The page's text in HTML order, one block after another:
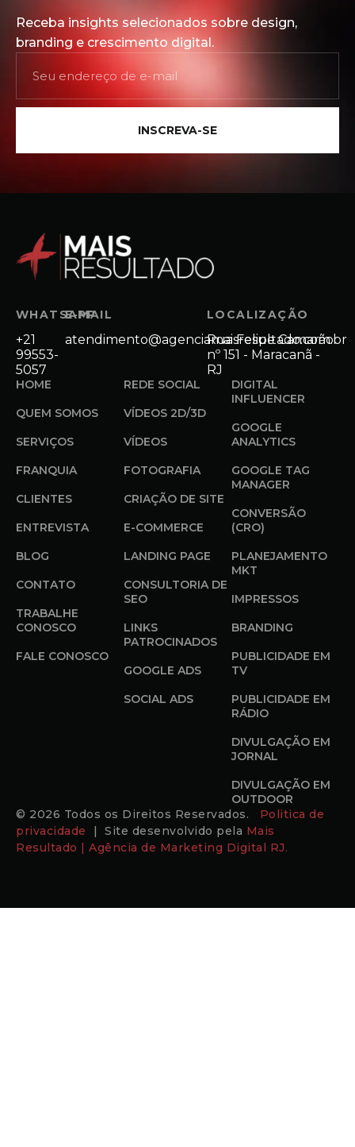
Receba insights selecionados sobre design,
branding e crescimento digital.
INSCREVA-SE
WHATSAPP
+21
99553-
5057
E-MAIL
atendimento@agenciamaisresultado.com.br
LOCALIZAÇÃO
Rua Felipe Camarão
nº 151 - Maracanã -
RJ
HOME
QUEM SOMOS
SERVIÇOS
FRANQUIA
CLIENTES
ENTREVISTA
BLOG
CONTATO
TRABALHE
CONOSCO
FALE CONOSCO
REDE SOCIAL
VÍDEOS 2D/3D
VÍDEOS
FOTOGRAFIA
CRIAÇÃO DE SITE
E-COMMERCE
LANDING PAGE
CONSULTORIA DE
SEO
LINKS
PATROCINADOS
GOOGLE ADS
SOCIAL ADS
DIGITAL
INFLUENCER
GOOGLE
ANALYTICS
GOOGLE TAG
MANAGER
CONVERSÃO
(CRO)
PLANEJAMENTO
MKT
IMPRESSOS
BRANDING
PUBLICIDADE EM
TV
PUBLICIDADE EM
RÁDIO
DIVULGAÇÃO EM
JORNAL
DIVULGAÇÃO EM
OUTDOOR
© 2026 Todos os Direitos Reservados. Politica de
privacidade
| Site desenvolvido pela Mais
Resultado | Agência de Marketing Digital RJ.